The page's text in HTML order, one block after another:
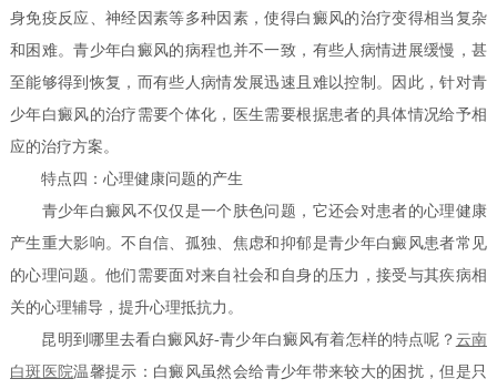
身免疫反应、神经因素等多种因素，使得白癜风的治疗变得相当复杂
和困难。青少年白癜风的病程也并不一致，有些人病情进展缓慢，甚
至能够得到恢复，而有些人病情发展迅速且难以控制。因此，针对青
少年白癜风的治疗需要个体化，医生需要根据患者的具体情况给予相
应的治疗方案。
特点四：心理健康问题的产生
青少年白癜风不仅仅是一个肤色问题，它还会对患者的心理健康
产生重大影响。不自信、孤独、焦虑和抑郁是青少年白癜风患者常见
的心理问题。他们需要面对来自社会和自身的压力，接受与其疾病相
关的心理辅导，提升心理抵抗力。
昆明到哪里去看白癜风好-青少年白癜风有着怎样的特点呢？ 云南
白斑医院温馨提示：白癜风虽然会给青少年带来较大的困扰，但是只